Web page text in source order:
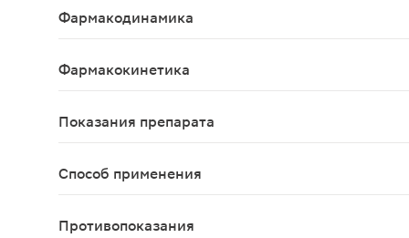
Фармакодинамика
Фармакокинетика
Фармакокинетика дупилумаба аналогична у
Показания препарата
Атопический дерматит среднетяжелого и
Способ применения
Противопоказания